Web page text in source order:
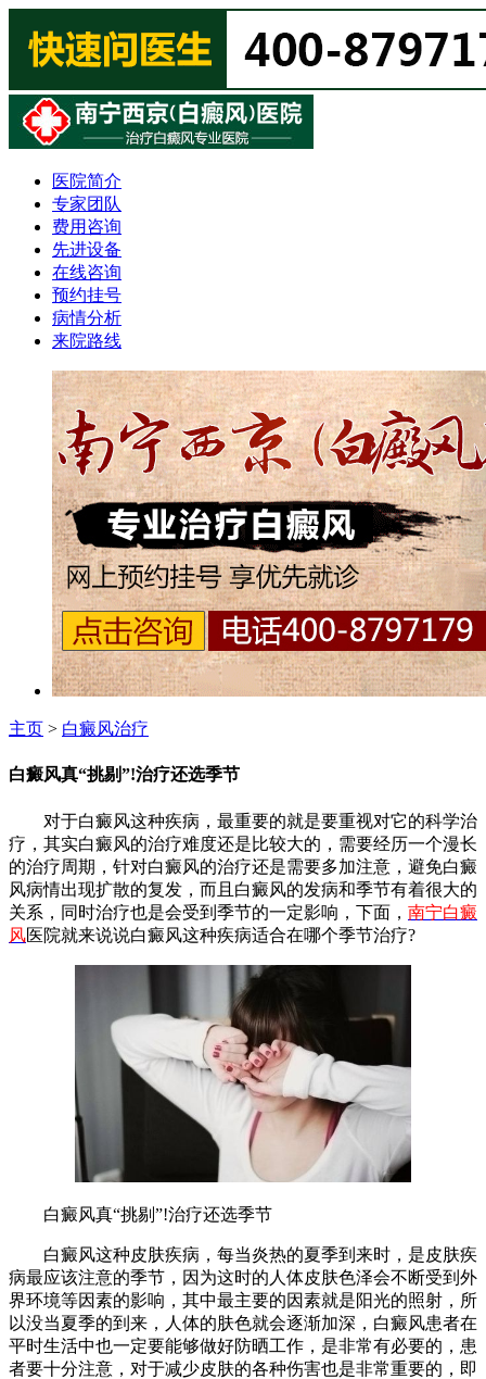
医院简介
专家团队
费用咨询
先进设备
在线咨询
预约挂号
病情分析
来院路线
主页 > 白癜风治疗
白癜风真“挑剔”!治疗还选季节
对于白癜风这种疾病，最重要的就是要重视对它的科学治
疗，其实白癜风的治疗难度还是比较大的，需要经历一个漫长
的治疗周期，针对白癜风的治疗还是需要多加注意，避免白癜
风病情出现扩散的复发，而且白癜风的发病和季节有着很大的
关系，同时治疗也是会受到季节的一定影响，下面， 南宁白癜
风医院就来说说白癜风这种疾病适合在哪个季节治疗?
白癜风真“挑剔”!治疗还选季节
白癜风这种皮肤疾病，每当炎热的夏季到来时，是皮肤疾
病最应该注意的季节，因为这时的人体皮肤色泽会不断受到外
界环境等因素的影响，其中最主要的因素就是阳光的照射，所
以没当夏季的到来，人体的肤色就会逐渐加深，白癜风患者在
平时生活中也一定要能够做好防晒工作，是非常有必要的，患
者要十分注意，对于减少皮肤的各种伤害也是非常重要的，即